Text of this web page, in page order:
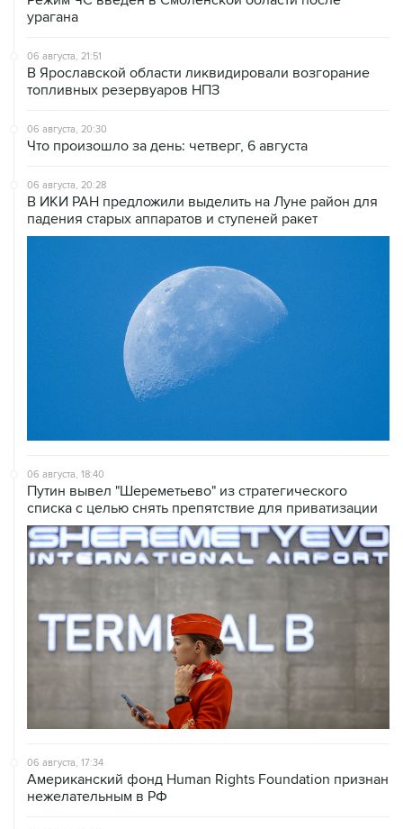
урагана
06 августа, 21:51
В Ярославской области ликвидировали возгорание
топливных резервуаров НПЗ
06 августа, 20:30
Что произошло за день: четверг, 6 августа
06 августа, 20:28
В ИКИ РАН предложили выделить на Луне район для
падения старых аппаратов и ступеней ракет
06 августа, 18:40
Путин вывел "Шереметьево" из стратегического
списка с целью снять препятствие для приватизации
06 августа, 17:34
Американский фонд Human Rights Foundation признан
нежелательным в РФ